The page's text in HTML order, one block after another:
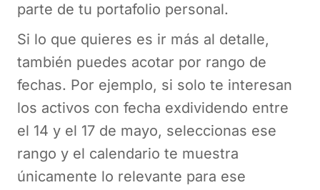
parte de tu portafolio personal.
Si lo que quieres es ir más al detalle,
también puedes acotar por rango de
fechas. Por ejemplo, si solo te interesan
los activos con fecha exdividendo entre
el 14 y el 17 de mayo, seleccionas ese
rango y el calendario te muestra
únicamente lo relevante para ese